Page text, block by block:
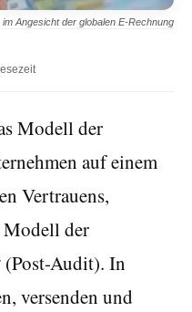
Angesicht der globalen E-Rechnung
Modell der
auf einem
Vertrauens,
Modell der
(Post-Audit). In
versenden und